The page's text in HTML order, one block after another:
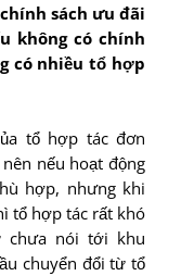
sách ưu đãi
không có chính
có nhiều tổ hợp
tổ hợp tác đơn
nếu hoạt động
hợp, nhưng khi
tổ hợp tác rất khó
chưa nói tới khu
chuyển đổi từ tổ